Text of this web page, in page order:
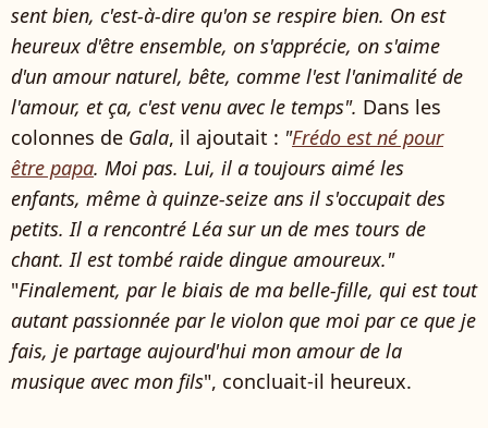
sent bien, c'est-à-dire qu'on se respire bien. On est
heureux d'être ensemble, on s'apprécie, on s'aime
d'un amour naturel, bête, comme l'est l'animalité de
l'amour, et ça, c'est venu avec le temps". Dans les
colonnes de Gala, il ajoutait : "Frédo est né pour
être papa. Moi pas. Lui, il a toujours aimé les
enfants, même à quinze-seize ans il s'occupait des
petits. Il a rencontré Léa sur un de mes tours de
chant. Il est tombé raide dingue amoureux."
"Finalement, par le biais de ma belle-fille, qui est tout
autant passionnée par le violon que moi par ce que je
fais, je partage aujourd'hui mon amour de la
musique avec mon fils", concluait-il heureux.